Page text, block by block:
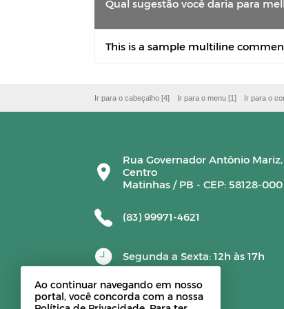
Qual sugestão você daria para
This is a sample multiline
Ir para o cabeçalho [4] Ir para o menu [1] Ir para o
Rua Governador Antônio Mariz,
Centro
Matinhas / PB - CEP: 58128-000
(83) 99971-4621
Segunda a Sexta: 12h às 17h
Ao continuar navegando em nosso
portal, você concorda com a nossa